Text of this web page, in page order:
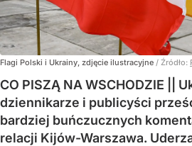
Flagi Polski i Ukrainy, zdjęcie ilustracyjne / Źródło:
CO PISZĄ NA WSCHODZIE ||
dziennikarze i publicyści
bardziej buńczucznych
relacji Kijów-Warszawa.